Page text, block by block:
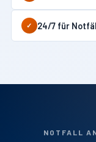
✓ 24/7 für
NOTFALL